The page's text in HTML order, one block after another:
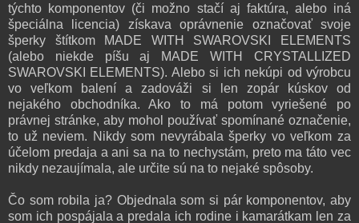
týchto komponentov (či možno stačí aj faktúra, alebo iná
špeciálna licencia) získava oprávnenie označovať svoje
šperky štítkom MADE WITH SWAROVSKI ELEMENTS
(alebo niekde píšu aj MADE WITH CRYSTALLIZED
SWAROVSKI ELEMENTS). Alebo si ich nekúpi od výrobcu
vo veľkom balení a zadováži si len zopár kúskov od
nejakého obchodníka. Ako to má potom vyriešené po
právnej stránke, aby mohol používať spomínané označenie,
to už neviem. Nikdy som nevyrábala šperky vo veľkom za
účelom predaja a ani sa na to nechystám, preto ma táto vec
nikdy nezaujímala, ale určite sú na to nejaké spôsoby.
Čo som robila ja? Objednala som si pár komponentov, aby
som ich pospájala a predala ich rodine i kamarátkam len za